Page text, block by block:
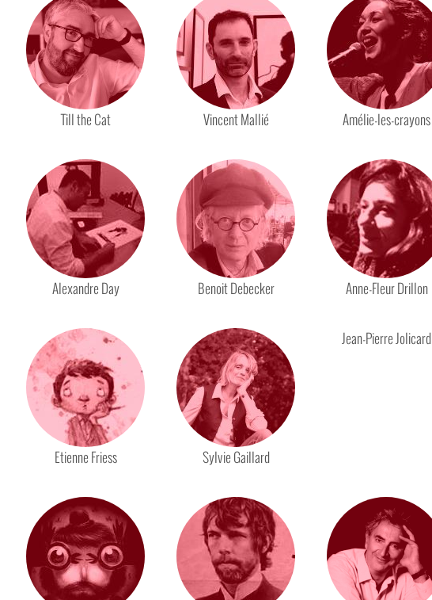
Till the Cat Vincent Mallié Amélie-les-crayons
Alexandre Day Benoit Debecker Anne-Fleur Drillon
Etienne Friess Sylvie Gaillard
Jean-Pierre Jolicard